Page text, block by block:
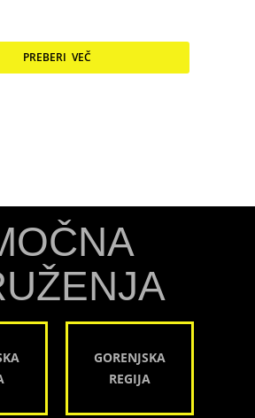
PREBERI VEČ
GORENJSKA
REGIJA